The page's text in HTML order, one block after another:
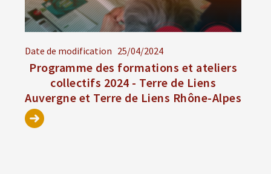
Date de modification 25/04/2024
Programme des formations et ateliers
collectifs 2024 - Terre de Liens
Auvergne et Terre de Liens Rhône-Alpes